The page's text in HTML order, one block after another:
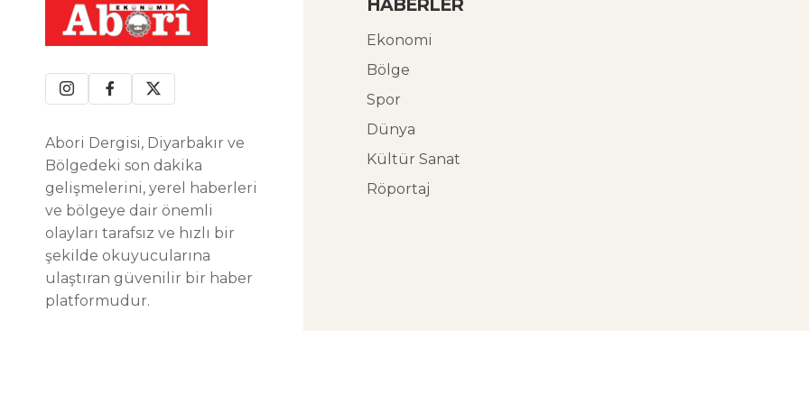
Abori Dergisi, Diyarbakır ve
Bölgedeki son dakika
gelişmelerini, yerel haberleri
ve bölgeye dair önemli
olayları tarafsız ve hızlı bir
şekilde okuyucularına
ulaştıran güvenilir bir haber
platformudur.
HABERLER
Ekonomi
Bölge
Spor
Dünya
Kültür Sanat
Röportaj